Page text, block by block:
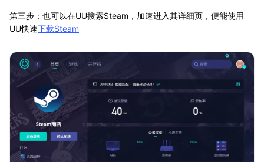
第三步：也可以在UU搜索Steam，加速进入其详细页，便能使用
UU快速下载Steam